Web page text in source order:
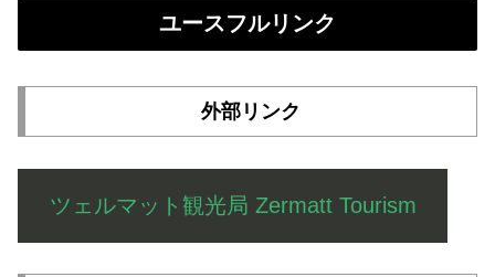
ユースフルリンク
外部リンク
ツェルマット観光局 Zermatt Tourism